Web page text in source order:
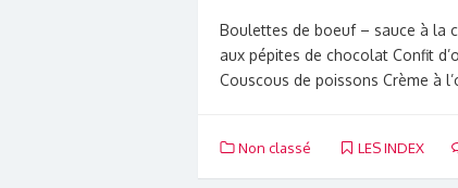
Boulettes de boeuf – sauce à la
aux pépites de chocolat Confit
Couscous de poissons Crème à
Non classé LES INDEX